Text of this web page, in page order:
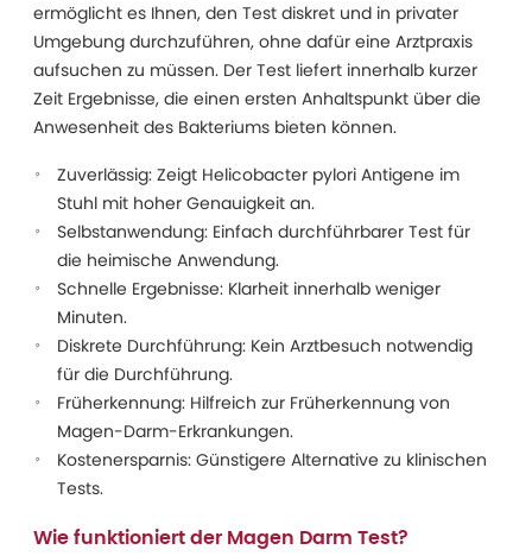
ermöglicht es Ihnen, den Test diskret und in privater
Umgebung durchzuführen, ohne dafür eine Arztpraxis
aufsuchen zu müssen. Der Test liefert innerhalb kurzer
Zeit Ergebnisse, die einen ersten Anhaltspunkt über die
Anwesenheit des Bakteriums bieten können.
Zuverlässig: Zeigt Helicobacter pylori Antigene im
Stuhl mit hoher Genauigkeit an.
Selbstanwendung: Einfach durchführbarer Test für
die heimische Anwendung.
Schnelle Ergebnisse: Klarheit innerhalb weniger
Minuten.
Diskrete Durchführung: Kein Arztbesuch notwendig
für die Durchführung.
Früherkennung: Hilfreich zur Früherkennung von
Magen-Darm-Erkrankungen.
Kostenersparnis: Günstigere Alternative zu klinischen
Tests.
Wie funktioniert der Magen Darm Test?